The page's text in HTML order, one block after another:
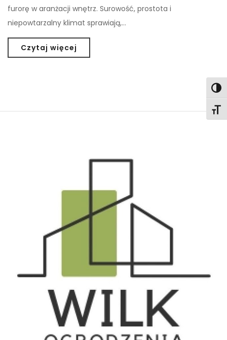
furorę w aranżacji wnętrz. Surowość, prostota i
niepowtarzalny klimat sprawiają,…
Czytaj więcej